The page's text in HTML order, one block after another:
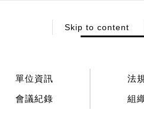
Skip to content
單位資訊
法
會議紀錄
組